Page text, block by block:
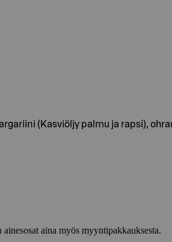
(Kasviöljy palmu ja rapsi),
aina myös myyntipakkauksesta.